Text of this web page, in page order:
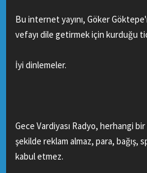
Bu internet yayını, Göker
vefayı dile getirmek için kurduğu
İyi dinlemeler.
Gece Vardiyası Radyo, herhangi
şekilde reklam almaz, para, bağış,
kabul etmez.